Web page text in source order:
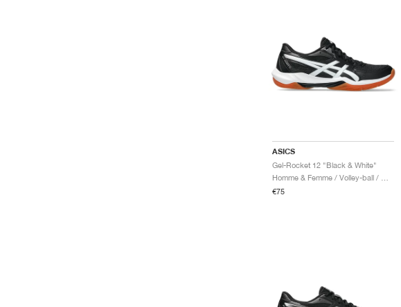
ASICS
Gel-Rocket 12 "Black & White"
€75